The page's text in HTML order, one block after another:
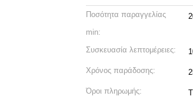
Ποσότητα παραγγελίας
min:
Συσκευασία λεπτομέρειες:
Χρόνος παράδοσης:
Όροι πληρωμής: